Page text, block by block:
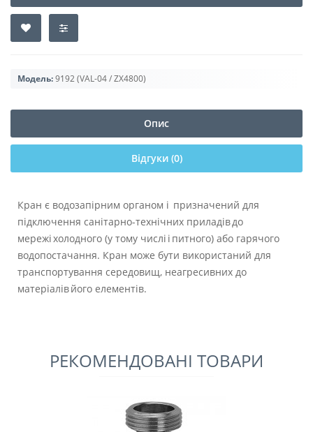
Модель:9192 (VAL-04 / ZX4800)
Опис
Відгуки (0)
Кран є водозапірним органом і призначений для
підключення санітарно-технічних приладів до
мережі холодного (у тому числі і питного) або гарячого
водопостачання. Кран може бути використаний для
транспортування середовищ, неагресивних до
матеріалів його елементів.
РЕКОМЕНДОВАНІ ТОВАРИ